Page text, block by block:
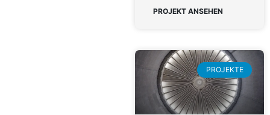
PROJEKT ANSEHEN
PROJEKTE